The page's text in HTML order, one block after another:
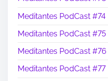
Meditantes PodCast #74
Meditantes PodCast #75
Meditantes PodCast #76
Meditantes PodCast #77